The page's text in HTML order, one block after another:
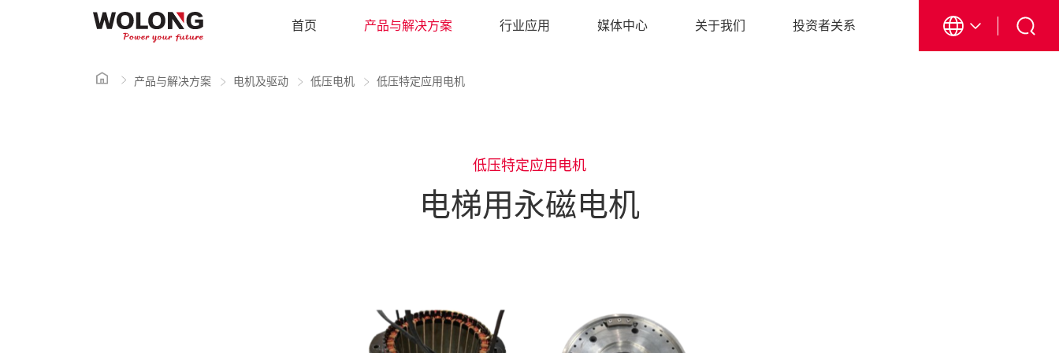
首页 产品与解决方案 行业应用 媒体中心 关于我们 投资者关系
低压特定应用电机
电梯用永磁电机
产品与解决方案 电机及驱动 低压电机 低压特定应用电机